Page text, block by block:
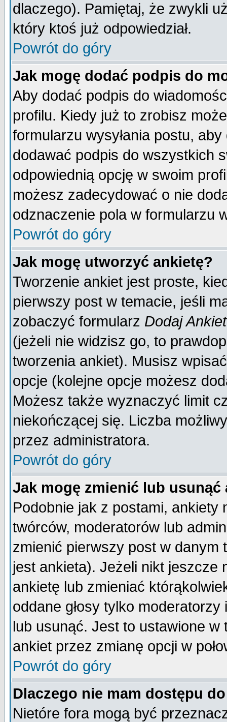
dlaczego). Pamiętaj, że zwykli
który ktoś już odpowiedział.
Powrót do góry
Jak mogę dodać podpis do
Aby dodać podpis do
profilu. Kiedy już to zrobisz
formularzu wysyłania postu,
dodawać podpis do wszystkich
odpowiednią opcję w swoim
możesz zadecydować o nie
odznaczenie pola w formularzu
Powrót do góry
Jak mogę utworzyć ankietę?
Tworzenie ankiet jest proste,
pierwszy post w temacie, jeśli
zobaczyć formularz Dodaj
(jeżeli nie widzisz go, to
tworzenia ankiet). Musisz
opcje (kolejne opcje możesz
Możesz także wyznaczyć limit
niekończącej się. Liczba
przez administratora.
Powrót do góry
Jak mogę zmienić lub usunąć
Podobnie jak z postami,
twórców, moderatorów lub
zmienić pierwszy post w
jest ankieta). Jeżeli nikt jeszcze
ankietę lub zmieniać
oddane głosy tylko
lub usunąć. Jest to ustawione w
ankiet przez zmianę opcji w
Powrót do góry
Dlaczego nie mam dostępu
Nietóre fora mogą być